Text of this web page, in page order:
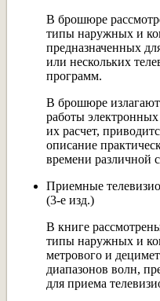
В брошюре
типы наружных и
предназначенных
или нескольких
программ.
В брошюре
работы
их расчет,
описание
времени различной
Приемные
(3-е изд.)
В книге
типы наружных и
метрового и
диапазонов волн,
для приема